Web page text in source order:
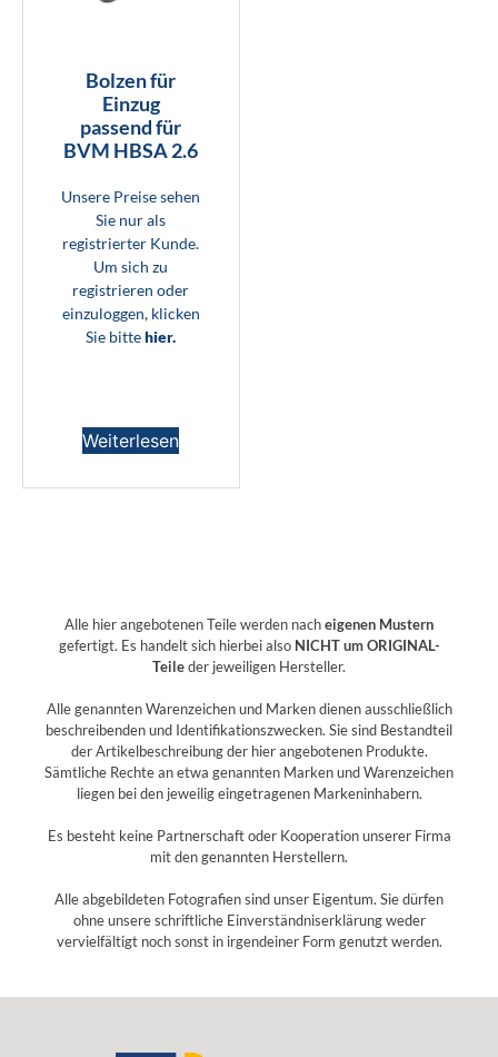
Bolzen für
Einzug
passend für
BVM HBSA 2.6
Unsere Preise sehen
Sie nur als
registrierter Kunde.
Um sich zu
registrieren oder
einzuloggen, klicken
Sie bittehier.
Weiterlesen
Alle hier angebotenen Teile werden nacheigenen Mustern
gefertigt. Es handelt sich hierbei also NICHT um ORIGINAL-
Teileder jeweiligen Hersteller.
Alle genannten Warenzeichen und Marken dienen ausschließlich
beschreibenden und Identifikationszwecken. Sie sind Bestandteil
der Artikelbeschreibung der hier angebotenen Produkte.
Sämtliche Rechte an etwa genannten Marken und Warenzeichen
liegen bei den jeweilig eingetragenen Markeninhabern.
Es besteht keine Partnerschaft oder Kooperation unserer Firma
mit den genannten Herstellern.
Alle abgebildeten Fotografien sind unser Eigentum. Sie dürfen
ohne unsere schriftliche Einverständniserklärung weder
vervielfältigt noch sonst in irgendeiner Form genutzt werden.